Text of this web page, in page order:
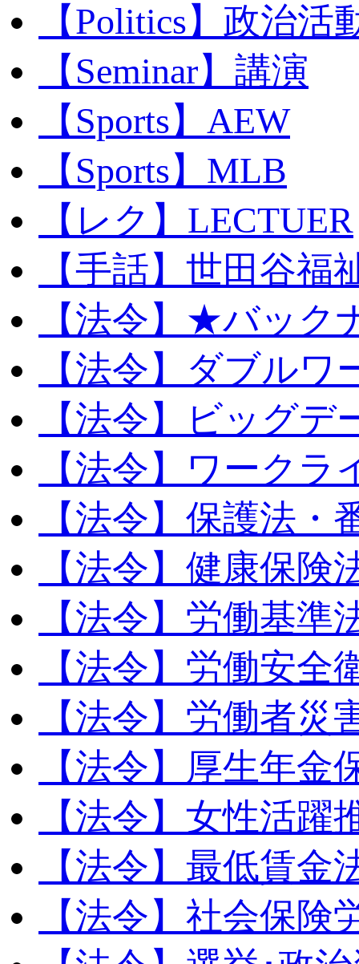
【Politics】政治活
【Seminar】講演
【Sports】AEW
【Sports】MLB
【レク】LECTUER
【手話】世田谷福
【法令】★バック
【法令】ダブルワ
【法令】ビッグデ
【法令】ワークラ
【法令】保護法・
【法令】健康保険
【法令】労働基準
【法令】労働安全
【法令】労働者災
【法令】厚生年金
【法令】女性活躍
【法令】最低賃金
【法令】社会保険